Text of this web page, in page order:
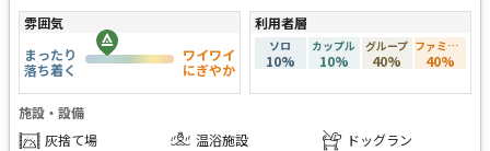
雰囲気
まったり
落ち着く
ワイワイ
にぎやか
利用者層
ソロ
10%
カップル
10%
グループ
40%
ファミリー
40%
施設・設備
灰捨て場
温浴施設
ドッグラン